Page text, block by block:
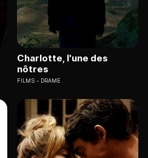
Charlotte, l'une des
nôtres
FILMS DRAME